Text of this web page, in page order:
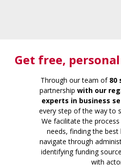
Get free,
Through our team of 80
partnership with our
experts in business
every step of the way to
We facilitate the
needs, finding the
navigate through
identifying funding
with